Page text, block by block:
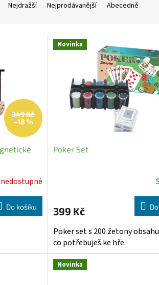
Nejdražší Nejprodávanější Abecedně
349 Kč
–18 %
Do košíku
Novinka
Poker Set
produktu
je
5,0
z
5
hvězdiček.
399 Kč
Poker set s 200 žetony
co potřebuješ ke hře.
Novinka